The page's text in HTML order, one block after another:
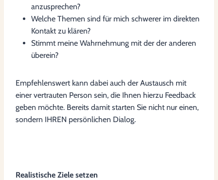
anzusprechen?
Welche Themen sind für mich schwerer im direkten
Kontakt zu klären?
Stimmt meine Wahrnehmung mit der der anderen
überein?
Empfehlenswert kann dabei auch der Austausch mit
einer vertrauten Person sein, die Ihnen hierzu Feedback
geben möchte. Bereits damit starten Sie nicht nur einen,
sondern IHREN persönlichen Dialog.
Realistische Ziele setzen